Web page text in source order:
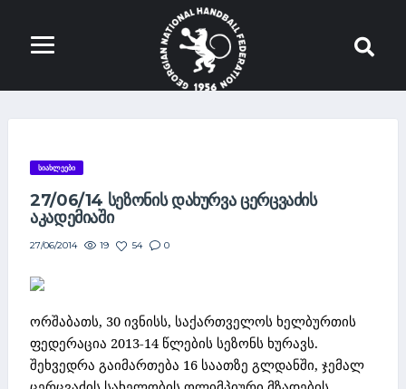
ᲡᲘᲐᲮᲚᲔᲔᲑᲘ
27/06/14 ᲡᲔᲖᲝᲜᲘᲡ ᲓᲐᲮᲣᲠᲕᲐ ᲪᲔᲠᲪᲕᲐᲫᲘᲡ
ᲐᲙᲐᲓᲔᲛᲘᲐᲨᲘ
27/06/2014 19 54 0
ორშაბათს, 30 ივნისს, საქართველოს ხელბურთის
ფედერაცია 2013-14 წლების სეზონს ხურავს.
შეხვედრა გაიმართება 16 საათზე გლდანში, ჯემალ